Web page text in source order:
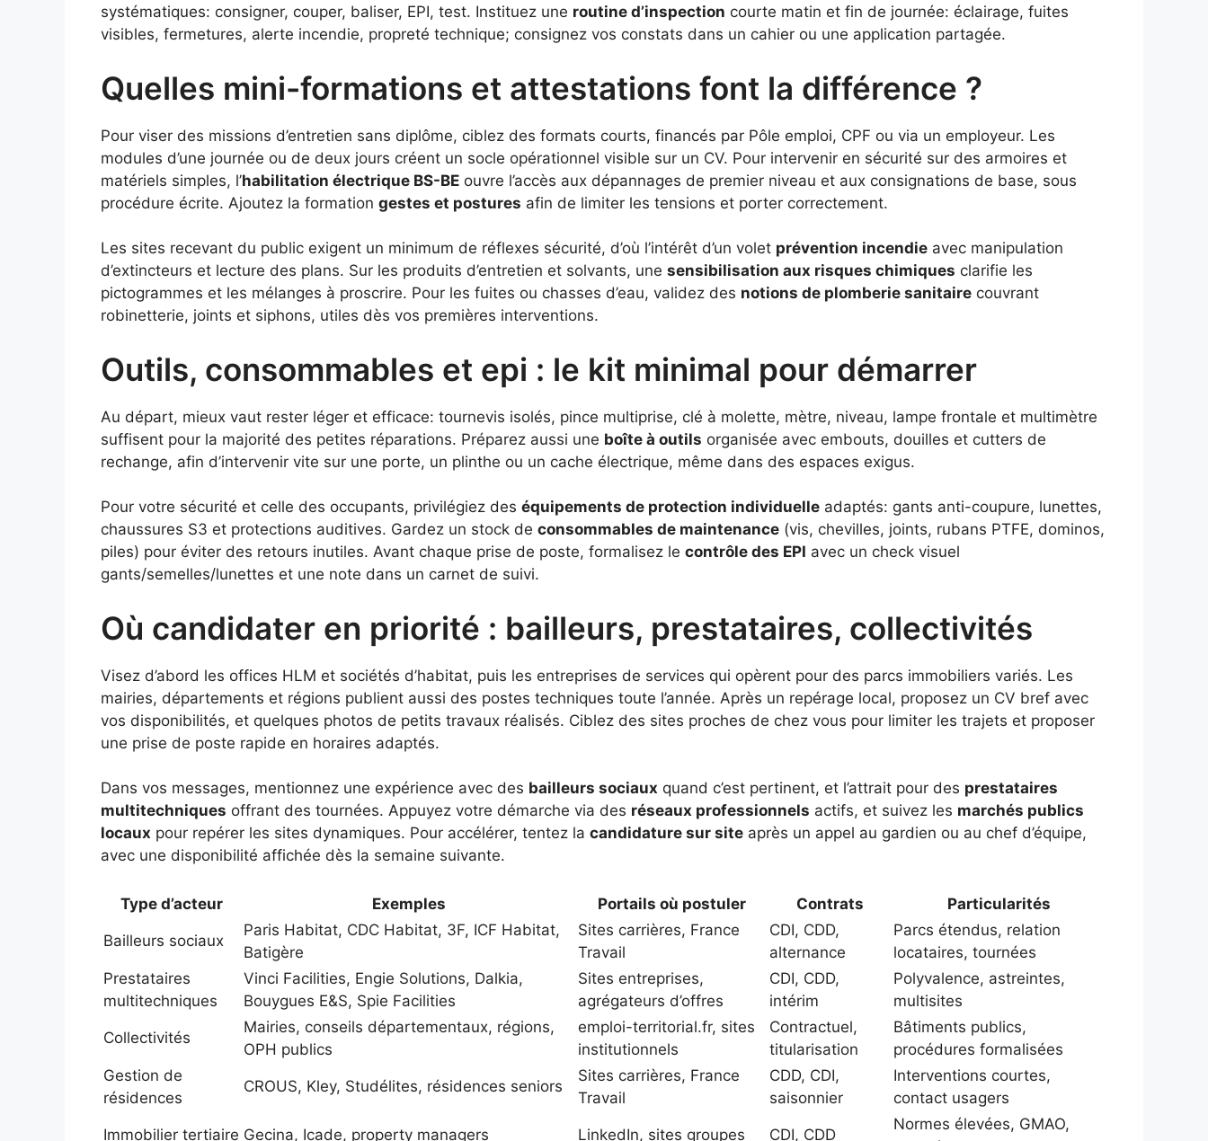
systématiques: consigner, couper, baliser, EPI, test. Instituez une routine d’inspection courte matin et fin de journée: éclairage, fuites
visibles, fermetures, alerte incendie, propreté technique; consignez vos constats dans un cahier ou une application partagée.
Quelles mini-formations et attestations font la différence ?
Pour viser des missions d’entretien sans diplôme, ciblez des formats courts, financés par Pôle emploi, CPF ou via un employeur. Les
modules d’une journée ou de deux jours créent un socle opérationnel visible sur un CV. Pour intervenir en sécurité sur des armoires et
matériels simples, l’habilitation électrique BS-BE ouvre l’accès aux dépannages de premier niveau et aux consignations de base, sous
procédure écrite. Ajoutez la formation gestes et postures afin de limiter les tensions et porter correctement.
Les sites recevant du public exigent un minimum de réflexes sécurité, d’où l’intérêt d’un volet prévention incendie avec manipulation
d’extincteurs et lecture des plans. Sur les produits d’entretien et solvants, une sensibilisation aux risques chimiques clarifie les
pictogrammes et les mélanges à proscrire. Pour les fuites ou chasses d’eau, validez des notions de plomberie sanitaire couvrant
robinetterie, joints et siphons, utiles dès vos premières interventions.
Outils, consommables et epi : le kit minimal pour démarrer
Au départ, mieux vaut rester léger et efficace: tournevis isolés, pince multiprise, clé à molette, mètre, niveau, lampe frontale et multimètre
suffisent pour la majorité des petites réparations. Préparez aussi une boîte à outils organisée avec embouts, douilles et cutters de
rechange, afin d’intervenir vite sur une porte, un plinthe ou un cache électrique, même dans des espaces exigus.
Pour votre sécurité et celle des occupants, privilégiez des équipements de protection individuelle adaptés: gants anti-coupure, lunettes,
chaussures S3 et protections auditives. Gardez un stock de consommables de maintenance (vis, chevilles, joints, rubans PTFE, dominos,
piles) pour éviter des retours inutiles. Avant chaque prise de poste, formalisez le contrôle des EPI avec un check visuel
gants/semelles/lunettes et une note dans un carnet de suivi.
Où candidater en priorité : bailleurs, prestataires, collectivités
Visez d’abord les offices HLM et sociétés d’habitat, puis les entreprises de services qui opèrent pour des parcs immobiliers variés. Les
mairies, départements et régions publient aussi des postes techniques toute l’année. Après un repérage local, proposez un CV bref avec
vos disponibilités, et quelques photos de petits travaux réalisés. Ciblez des sites proches de chez vous pour limiter les trajets et proposer
une prise de poste rapide en horaires adaptés.
Dans vos messages, mentionnez une expérience avec des bailleurs sociaux quand c’est pertinent, et l’attrait pour des prestataires
multitechniques offrant des tournées. Appuyez votre démarche via des réseaux professionnels actifs, et suivez les marchés publics
locaux pour repérer les sites dynamiques. Pour accélérer, tentez la candidature sur site après un appel au gardien ou au chef d’équipe,
avec une disponibilité affichée dès la semaine suivante.
Type d’acteur Exemples Portails où postuler Contrats Particularités
Bailleurs sociaux
Paris Habitat, CDC Habitat, 3F, ICF Habitat,
Batigère
Sites carrières, France
Travail
CDI, CDD,
alternance
Parcs étendus, relation
locataires, tournées
Prestataires
multitechniques
Vinci Facilities, Engie Solutions, Dalkia,
Bouygues E&S, Spie Facilities
Sites entreprises,
agrégateurs d’offres
CDI, CDD,
intérim
Polyvalence, astreintes,
multisites
Collectivités
Mairies, conseils départementaux, régions,
OPH publics
emploi-territorial.fr, sites
institutionnels
Contractuel,
titularisation
Bâtiments publics,
procédures formalisées
Gestion de
résidences
CROUS, Kley, Studélites, résidences seniors
Sites carrières, France
Travail
CDD, CDI,
saisonnier
Interventions courtes,
contact usagers
Immobilier tertiaire Gecina, Icade, property managers LinkedIn, sites groupes CDI, CDD
Normes élevées, GMAO,